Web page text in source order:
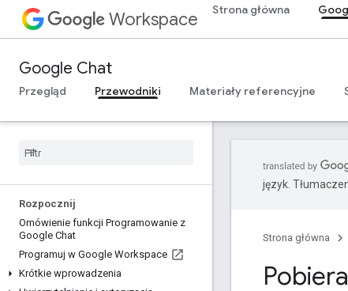
Workspace Strona główna
Google Chat
Przegląd Przewodniki Materiały referencyjne
Rozpocznij
Omówienie funkcji Programowanie z
Google Chat
Programuj w Google Workspace
Krótkie wprowadzenia
język.
Strona główna